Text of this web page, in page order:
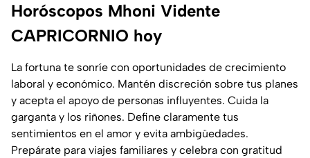
Horóscopos Mhoni Vidente
CAPRICORNIO hoy
La fortuna te sonríe con oportunidades de crecimiento
laboral y económico. Mantén discreción sobre tus planes
y acepta el apoyo de personas influyentes. Cuida la
garganta y los riñones. Define claramente tus
sentimientos en el amor y evita ambigüedades.
Prepárate para viajes familiares y celebra con gratitud